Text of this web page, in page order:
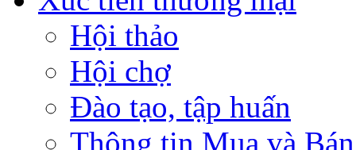
Hội thảo
Hội chợ
Đào tạo, tập huấn
Thông tin Mua và Bán